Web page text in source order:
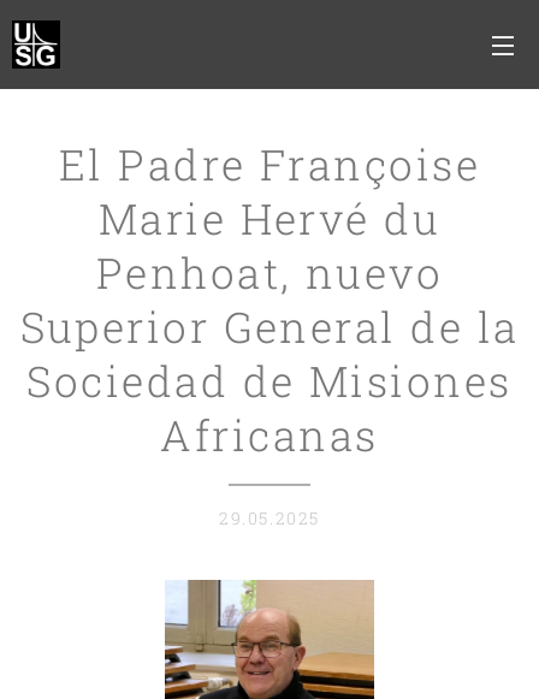
El Padre Françoise
Marie Hervé du
Penhoat, nuevo
Superior General de la
Sociedad de Misiones
Africanas
29.05.2025